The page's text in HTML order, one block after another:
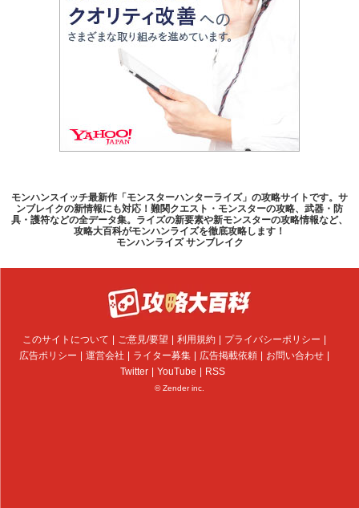
モンハンスイッチ最新作「モンスターハンターライズ」の攻略サイトです。サ
ンブレイクの新情報にも対応！難関クエスト・モンスターの攻略、武器・防
具・護符などの全データ集。ライズの新要素や新モンスターの攻略情報など、
攻略大百科がモンハンライズを徹底攻略します！
モンハンライズ サンブレイク
このサイトについて ご意見/要望 利用規約
プライバシーポリシー
広告ポリシー
運営会社 ライター募集 広告掲載依頼
お問い合わせ
Twitter
YouTube RSS
© Zender inc.